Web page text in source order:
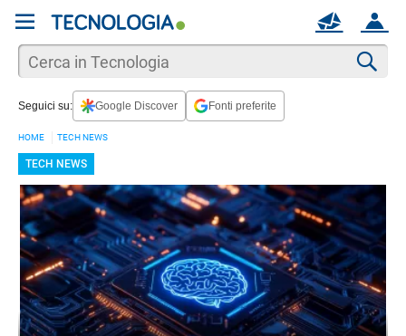
ACCOUNT
MAIL
Seguici su: Google Discover Fonti preferite
HOME TECH NEWS
TECH NEWS